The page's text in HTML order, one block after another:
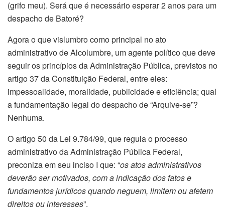
(grifo meu). Será que é necessário esperar 2 anos para um
despacho de Batoré?
Agora o que vislumbro como principal no ato
administrativo de Alcolumbre, um agente político que deve
seguir os princípios da Administração Pública, previstos no
artigo 37 da Constituição Federal, entre eles:
impessoalidade, moralidade, publicidade e eficiência; qual
a fundamentação legal do despacho de “Arquive-se”?
Nenhuma.
O artigo 50 da Lei 9.784/99, que regula o processo
administrativo da Administração Pública Federal,
preconiza em seu inciso I que: “os atos administrativos
deverão ser motivados, com a indicação dos fatos e
fundamentos jurídicos quando neguem, limitem ou afetem
direitos ou interesses”.